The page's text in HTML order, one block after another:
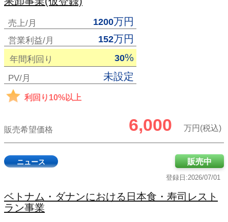
売上/月 1200万円
営業利益/月 152万円
年間利回り 30%
PV/月 未設定
利回り10%以上
販売希望価格 6,000 万円(税込)
ニュース
登録日:2026/07/01
販売中
ベトナム・ダナンにおける日本食・寿司レスト
ラン事業